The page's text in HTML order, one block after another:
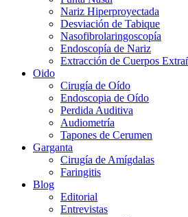
Nariz Hiperproyectada
Desviación de Tabique
Nasofibrolaringoscopía
Endoscopía de Nariz
Extracción de Cuerpos
Oido
Cirugía de Oído
Endoscopia de Oído
Perdida Auditiva
Audiometría
Tapones de Cerumen
Garganta
Cirugía de Amígdalas
Faringitis
Blog
Editorial
Entrevistas